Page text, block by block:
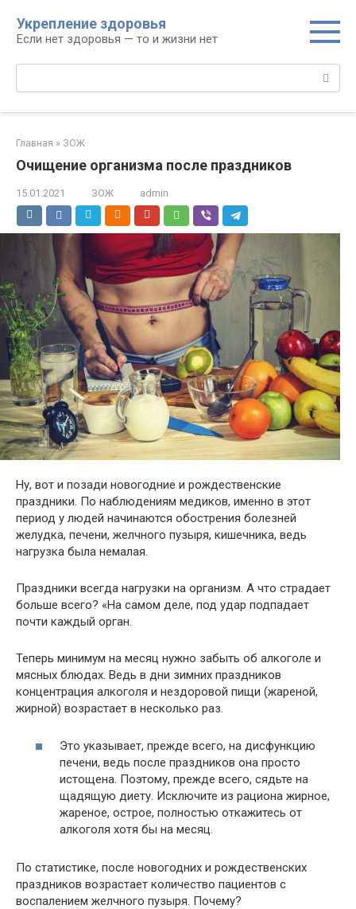
контенту
Укрепление здоровья
Если нет здоровья — то и жизни нет
Поиск:
Главная » ЗОЖ
Очищение организма после праздников
15.01.2021 ЗОЖ admin
Ну, вот и позади новогодние и рождественские
праздники. По наблюдениям медиков, именно в этот
период у людей начинаются обострения болезней
желудка, печени, желчного пузыря, кишечника, ведь
нагрузка была немалая.
Праздники всегда нагрузки на организм. А что страдает
больше всего? «На самом деле, под удар подпадает
почти каждый орган.
Теперь минимум на месяц нужно забыть об алкоголе и
мясных блюдах. Ведь в дни зимних праздников
концентрация алкоголя и нездоровой пищи (жареной,
жирной) возрастает в несколько раз.
Это указывает, прежде всего, на дисфункцию
печени, ведь после праздников она просто
истощена. Поэтому, прежде всего, сядьте на
щадящую диету. Исключите из рациона жирное,
жареное, острое, полностью откажитесь от
алкоголя хотя бы на месяц.
По статистике, после новогодних и рождественских
праздников возрастает количество пациентов с
воспалением желчного пузыря. Почему?